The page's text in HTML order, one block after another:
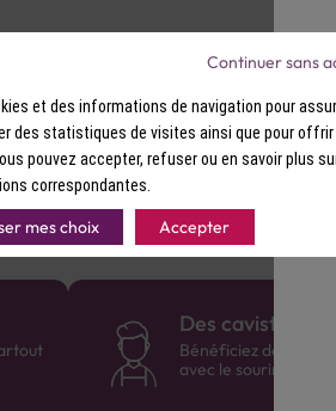
authentique.
Des cavistes à
Bénéficiez de
avec le sourire :)
et des informations de navigation pour
des statistiques de visites ainsi que pour offrir
pouvez accepter, refuser ou en savoir plus
correspondantes.
mes choix Accepter
Continuer sans